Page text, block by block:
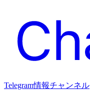
Telegram情報チャンネル